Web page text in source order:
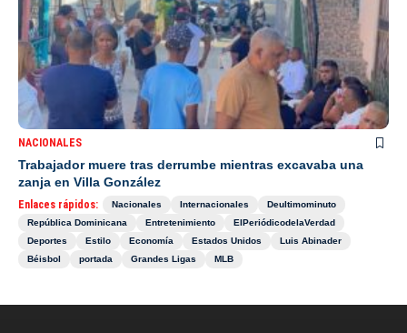
NACIONALES
Trabajador muere tras derrumbe mientras excavaba una
zanja en Villa González
Enlaces rápidos: Nacionales Internacionales
Deultimominuto
República Dominicana
Entretenimiento
ElPeriódicodelaVerdad
Deportes
Estilo Economía Estados Unidos
Luis Abinader
Béisbol
portada Grandes Ligas MLB